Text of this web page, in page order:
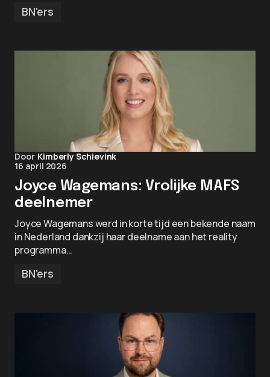
BN'ers
Door Kimberly Schievink
16 april 2026
Joyce Wagemans: Vrolijke MAFS
deelnemer
Joyce Wagemans werd in korte tijd een bekende naam
in Nederland dankzij haar deelname aan het reality
programma…
BN'ers